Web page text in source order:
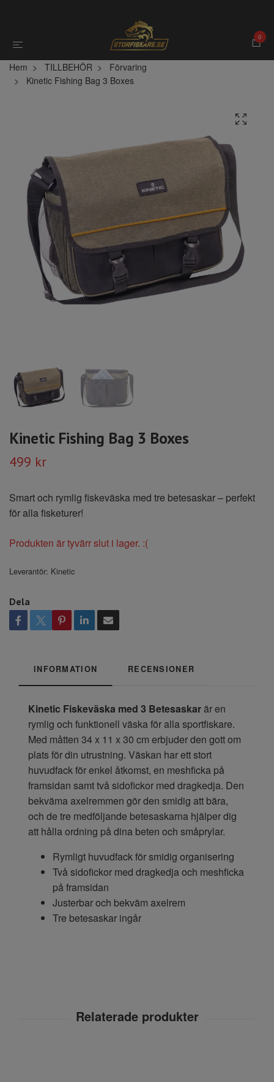
0
Hem TILLBEHÖR
Förvaring
Kinetic Fishing Bag 3 Boxes
Kinetic Fishing Bag 3 Boxes
499 kr
Smart och rymlig fiskeväska med tre betesaskar – perfekt
för alla fisketurer!
Produkten är tyvärr slut i lager. :(
Leverantör: Kinetic
Dela
INFORMATION RECENSIONER
Kinetic Fiskeväska med 3 Betesaskarär en
rymlig och funktionell väska för alla sportfiskare.
Med måtten 34 x 11 x 30 cm erbjuder den gott om
plats för din utrustning. Väskan har ett stort
huvudfack för enkel åtkomst, en meshficka på
framsidan samt två sidofickor med dragkedja. Den
bekväma axelremmen gör den smidig att bära,
och de tre medföljande betesaskarna hjälper dig
att hålla ordning på dina beten och småprylar.
Rymligt huvudfack för smidig organisering
Två sidofickor med dragkedja och meshficka
på framsidan
Justerbar och bekväm axelrem
Tre betesaskar ingår